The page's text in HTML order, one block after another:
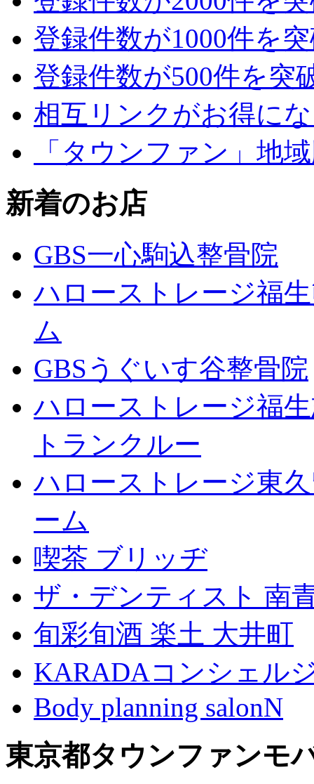
登録件数が1000件を
登録件数が500件を突
相互リンクがお得に
「タウンファン」地
新着のお店
GBS一心駒込整骨院
ハローストレージ福
ム
GBSうぐいす谷整骨院
ハローストレージ福
トランクルー
ハローストレージ東
ーム
喫茶 ブリッヂ
ザ・デンティスト 南
旬彩旬酒 楽土 大井町
KARADAコンシェル
Body planning salonN
東京都タウンファンモ